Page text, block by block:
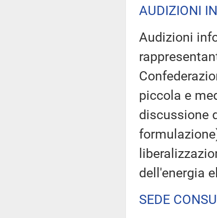
AUDIZIONI
Audizioni
piccola e
discussione
dell'energia
SEDE